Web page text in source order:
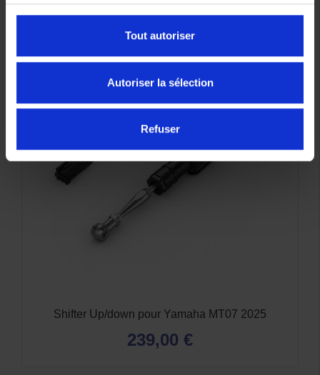
Tout autoriser
Autoriser la sélection
Refuser
INTÉRESSER
Shifter Up/down pour Yamaha MT07 2025
239,00 €